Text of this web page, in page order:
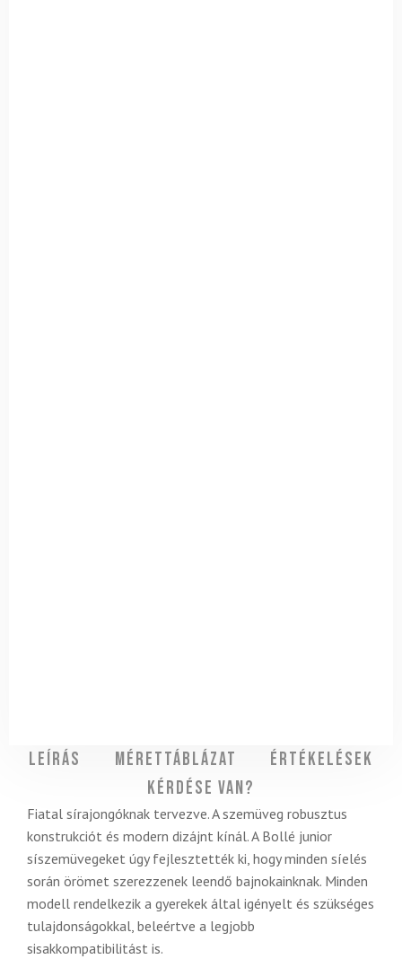
Leírás Mérettáblázat
Értékelések
Kérdése van?
Fiatal sírajongóknak tervezve. A szemüveg robusztus
konstrukciót és modern dizájnt kínál. A Bollé junior
síszemüvegeket úgy fejlesztették ki, hogy minden síelés
során örömet szerezzenek leendő bajnokainknak. Minden
modell rendelkezik a gyerekek által igényelt és szükséges
tulajdonságokkal, beleértve a legjobb
sisakkompatibilitást is.